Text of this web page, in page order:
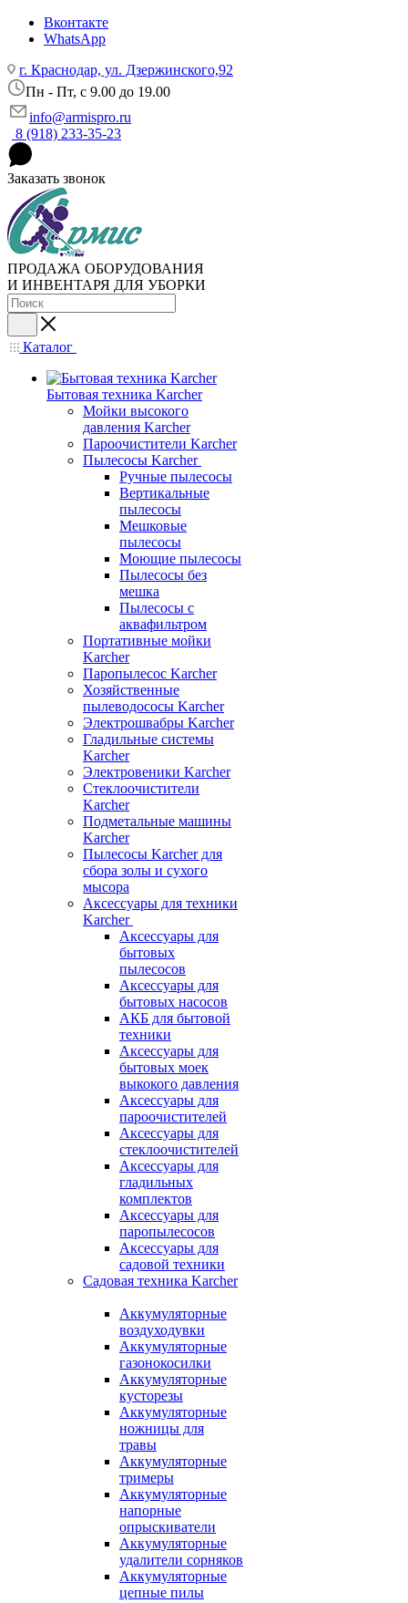
Вконтакте
WhatsApp
г. Краснодар, ул. Дзержинского,92
Пн - Пт, c 9.00 до 19.00
info@armispro.ru
8 (918) 233-35-23
Заказать звонок
ПРОДАЖА ОБОРУДОВАНИЯ
И ИНВЕНТАРЯ ДЛЯ УБОРКИ
Каталог
Бытовая техника Karcher
Мойки высокого
давления Karcher
Пароочистители Karcher
Пылесосы Karcher
Ручные пылесосы
Вертикальные
пылесосы
Мешковые
пылесосы
Моющие пылесосы
Пылесосы без
мешка
Пылесосы с
аквафильтром
Портативные мойки
Karcher
Паропылесос Karcher
Хозяйственные
пылеводососы Karcher
Электрошвабры Karcher
Гладильные системы
Karcher
Электровеники Karcher
Стеклоочистители
Karcher
Подметальные машины
Karcher
Пылесосы Karcher для
сбора золы и сухого
мысора
Аксессуары для техники
Karcher
Аксессуары для
бытовых
пылесосов
Аксессуары для
бытовых насосов
АКБ для бытовой
техники
Аксессуары для
бытовых моек
выкокого давления
Аксессуары для
пароочистителей
Аксессуары для
стеклоочистителей
Аксессуары для
гладильных
комплектов
Аксессуары для
паропылесосов
Аксессуары для
садовой техники
Садовая техника Karcher
Аккумуляторные
воздуходувки
Аккумуляторные
газонокосилки
Аккумуляторные
кусторезы
Аккумуляторные
ножницы для
травы
Аккумуляторные
тримеры
Аккумуляторные
напорные
опрыскиватели
Аккумуляторные
удалители сорняков
Аккумуляторные
цепные пилы